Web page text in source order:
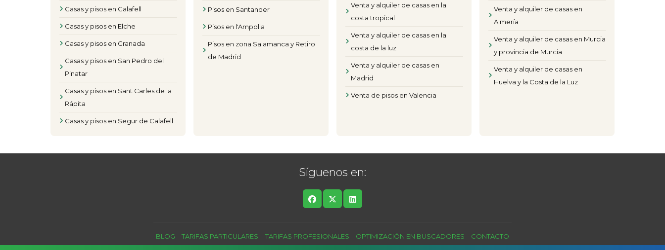
Casas y pisos en Calafell
Casas y pisos en Elche
Casas y pisos en Granada
Casas y pisos en San Pedro del
Pinatar
Casas y pisos en Sant Carles de la
Rápita
Casas y pisos en Segur de Calafell
Pisos en Santander
Pisos en l'Ampolla
Pisos en zona Salamanca y Retiro
de Madrid
Venta y alquiler de casas en la
costa tropical
Venta y alquiler de casas en la
costa de la luz
Venta y alquiler de casas en
Madrid
Venta de pisos en Valencia
Venta y alquiler de casas en
Almería
Venta y alquiler de casas en Murcia
y provincia de Murcia
Venta y alquiler de casas en
Huelva y la Costa de la Luz
Síguenos en:
BLOG TARIFAS PARTICULARES TARIFAS PROFESIONALES OPTIMIZACIÓN EN BUSCADORES CONTACTO